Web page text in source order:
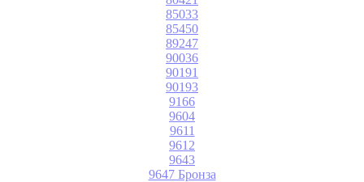
85033
85450
89247
90036
90191
90193
9166
9604
9611
9612
9643
9647 Бронза